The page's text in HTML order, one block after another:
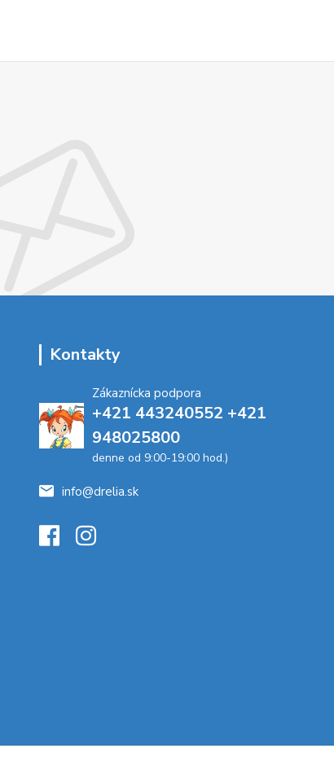
Kontakty
Zákaznícka podpora
+421 443240552 +421
948025800
denne od 9:00-19:00 hod.)
info@drelia.sk